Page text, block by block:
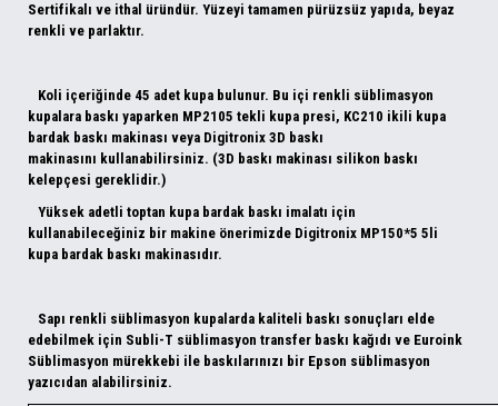
Sertifikalı ve ithal üründür. Yüzeyi tamamen pürüzsüz yapıda, beyaz
renkli ve parlaktır.
Koli içeriğinde 45 adet kupa bulunur. Bu içi renkli süblimasyon
kupalara baskı yaparken MP2105 tekli kupa presi, KC210 ikili kupa
bardak baskı makinası veya Digitronix 3D baskı
makinasını kullanabilirsiniz. (3D baskı makinası silikon baskı
kelepçesi gereklidir.)
Yüksek adetli toptan kupa bardak baskı imalatı için
kullanabileceğiniz bir makine önerimizde Digitronix MP150*5 5li
kupa bardak baskı makinasıdır.
Sapı renkli süblimasyon kupalarda kaliteli baskı sonuçları elde
edebilmek için Subli-T süblimasyon transfer baskı kağıdı ve Euroink
Süblimasyon mürekkebi ile baskılarınızı bir Epson süblimasyon
yazıcıdan alabilirsiniz.